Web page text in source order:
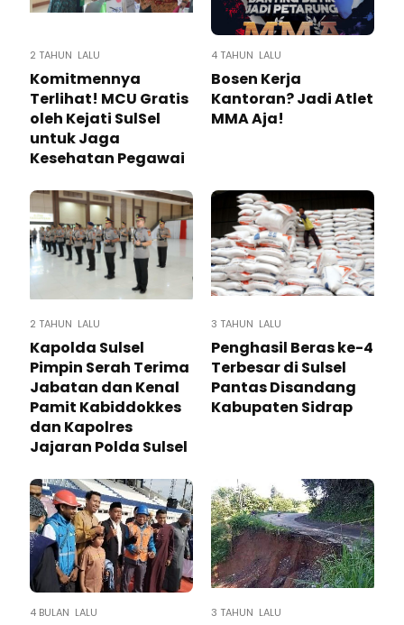
2 TAHUN LALU
Komitmennya
Terlihat! MCU Gratis
oleh Kejati SulSel
untuk Jaga
Kesehatan Pegawai
4 TAHUN LALU
Bosen Kerja
Kantoran? Jadi Atlet
MMA Aja!
2 TAHUN LALU
Kapolda Sulsel
Pimpin Serah Terima
Jabatan dan Kenal
Pamit Kabiddokkes
dan Kapolres
Jajaran Polda Sulsel
3 TAHUN LALU
Penghasil Beras ke-4
Terbesar di Sulsel
Pantas Disandang
Kabupaten Sidrap
4 BULAN LALU 3 TAHUN LALU